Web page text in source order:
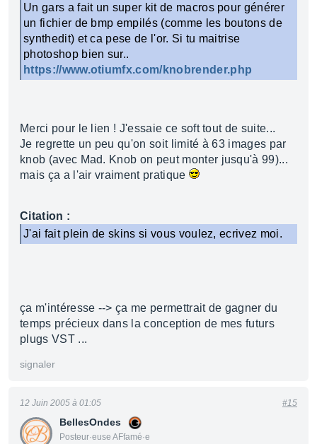
Un gars a fait un super kit de macros pour générer
un fichier de bmp empilés (comme les boutons de
synthedit) et ca pese de l'or. Si tu maitrise
photoshop bien sur..
https://www.otiumfx.com/knobrender.php
Merci pour le lien ! J'essaie ce soft tout de suite...
Je regrette un peu qu'on soit limité à 63 images par
knob (avec Mad. Knob on peut monter jusqu'à 99)...
mais ça a l'air vraiment pratique
Citation :
J'ai fait plein de skins si vous voulez, ecrivez moi.
ça m'intéresse --> ça me permettrait de gagner du
temps précieux dans la conception de mes futurs
plugs VST ...
signaler
BellesOndes
Posteur·euse AFfamé·e
12 Juin 2005 à 01:05 #15